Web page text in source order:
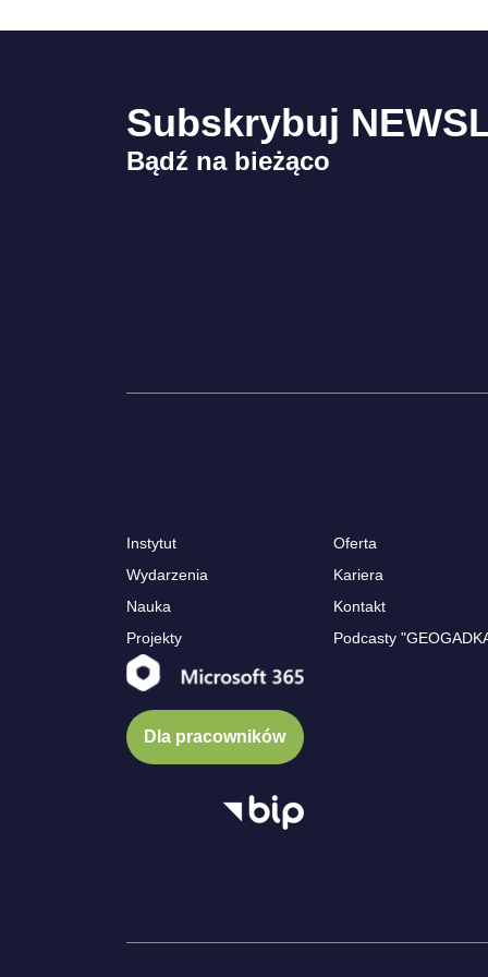
Subskrybuj
Bądź na bieżąco
Instytut
Wydarzenia
Nauka
Projekty
Oferta
Kariera
Kontakt
Podcasty
Dla pracowników